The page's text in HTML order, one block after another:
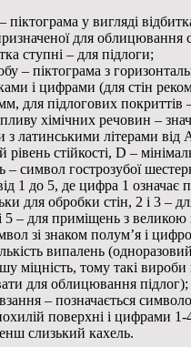
піктограма у вигляді
для облицювання
ступні – для підлоги;
– піктограма з
і цифрами (для стін
для підлогових покриттів
хімічних речовин –
з латинськими літерами
стійкості, D –
– символ гострозубої
1 до 5, де цифра 1 означає
для обробки стін, 2 і 3 –
5 – для приміщень з великою
зі знаком полум’я і
випалень
міцність, тому такі
для облицювання підлог);
– позначається
поверхні і цифрами
слизький кахель.